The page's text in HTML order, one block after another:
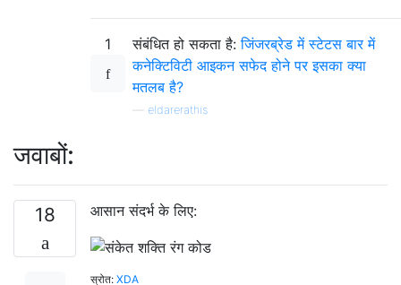
1 संबंधित हो सकता है:जिंजरब्रेड में स्टेटस बार में
कनेक्टिविटी आइकन सफेद होने पर इसका क्या
मतलब है?
eldarerathis
जवाबों:
18 आसान संदर्भ के लिए:
स्रोत: XDA